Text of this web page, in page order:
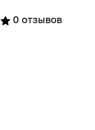
0 отзывов